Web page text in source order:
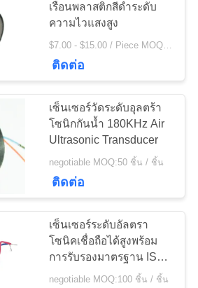
23
เรือนพลาสติกสีดำระดับ
ความไวแสงสูง
ติดต่อ
เซ็นเซอร์วัดระดับอุลตร้า
โซนิกกันน้ำ 180KHz Air
Ultrasonic Transducer
negotiable MOQ:50 ชิ้น / ชิ้น
ติดต่อ
เซ็นเซอร์ระดับอัลตรา
โซนิคเชื่อถือได้สูงพร้อม
การรับรองมาตรฐาน ISO
9001
negotiable MOQ:100 ชิ้น / ชิ้น